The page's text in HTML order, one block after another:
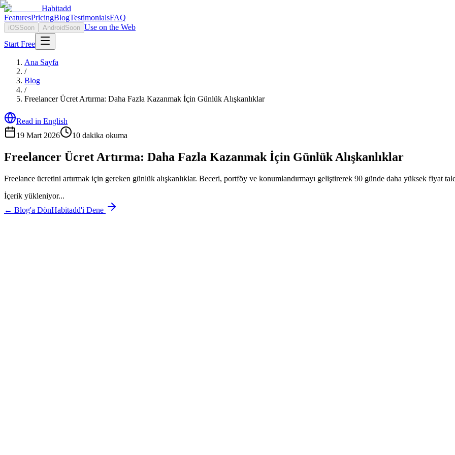
Habitadd
FeaturesPricingBlogTestimonialsFAQ
iOSSoon Android Soon Use on the Web
Start Free
Ana Sayfa
/
Blog
/
Freelancer Ücret Artırma: Daha Fazla Kazanmak İçin Günlük Alışkanlıklar
Read in English
19 Mart 2026
10 dakika okuma
Freelancer Ücret Artırma: Daha Fazla Kazanmak İçin Günlük Alışkanlıklar
Freelance ücretini artırmak için gereken günlük alışkanlıklar. Beceri, portföy ve konumlandırmayı geliştirerek 90 günde daha yüksek fiyat
İçerik yükleniyor...
← Blog'a DönHabitadd'i Dene